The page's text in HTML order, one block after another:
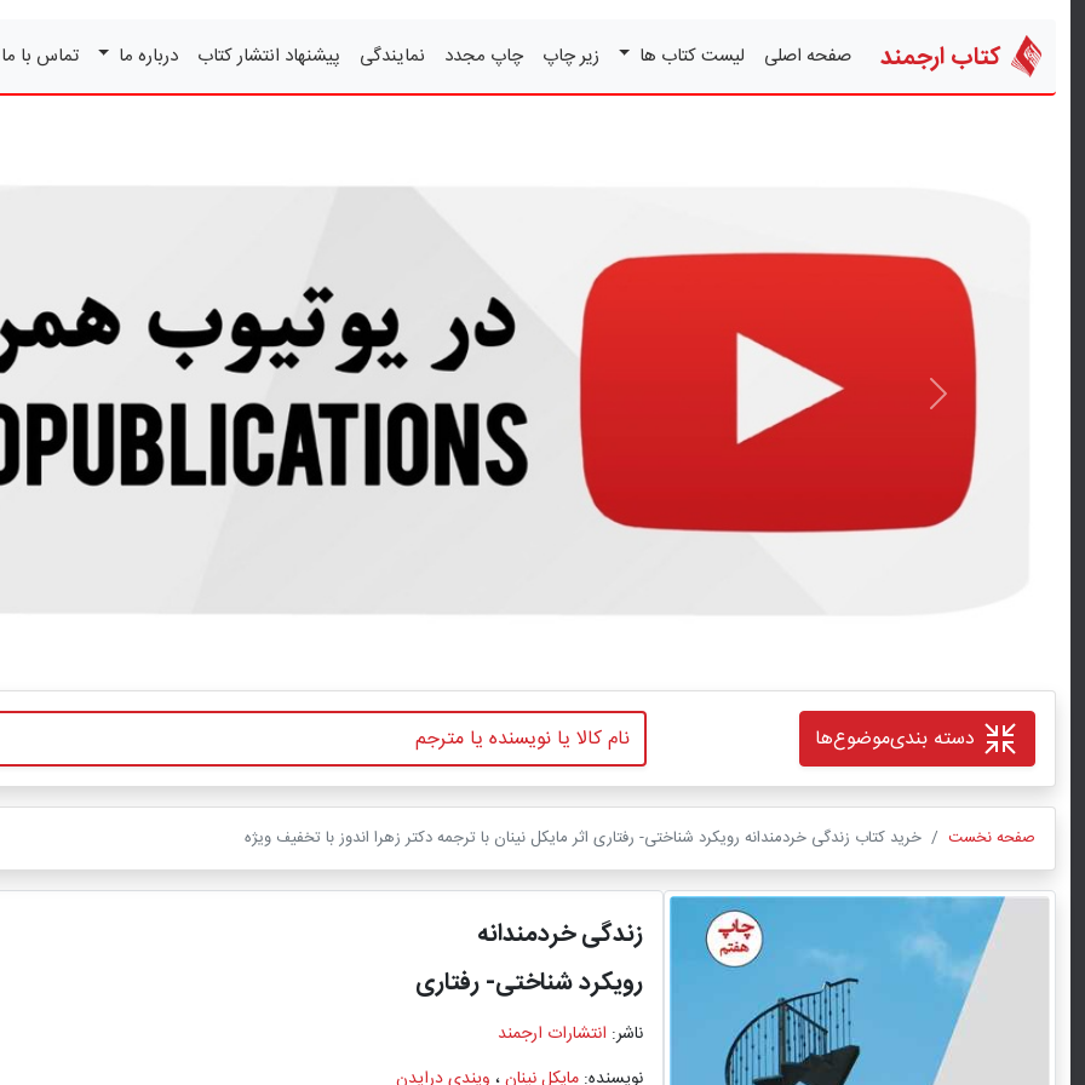
کتاب ارجمند صفحه اصلی لیست کتاب ها زیر چاپ چاپ مجدد نمایندگی پیشنهاد انتشار کتاب درباره ما تماس با
قبلی
دسته بندیموضوع‌ها
صفحه نخست خرید کتاب زندگی خردمندانه رویکرد شناختی- رفتاری اثر مایکل نینان با ترجمه دکتر زهرا اندوز با تخفیف ویژه
زندگی خردمندانه
رویکرد شناختی- رفتاری
ناشر: انتشارات ارجمند
نویسنده: مایکل نینان، ویندی درایدن